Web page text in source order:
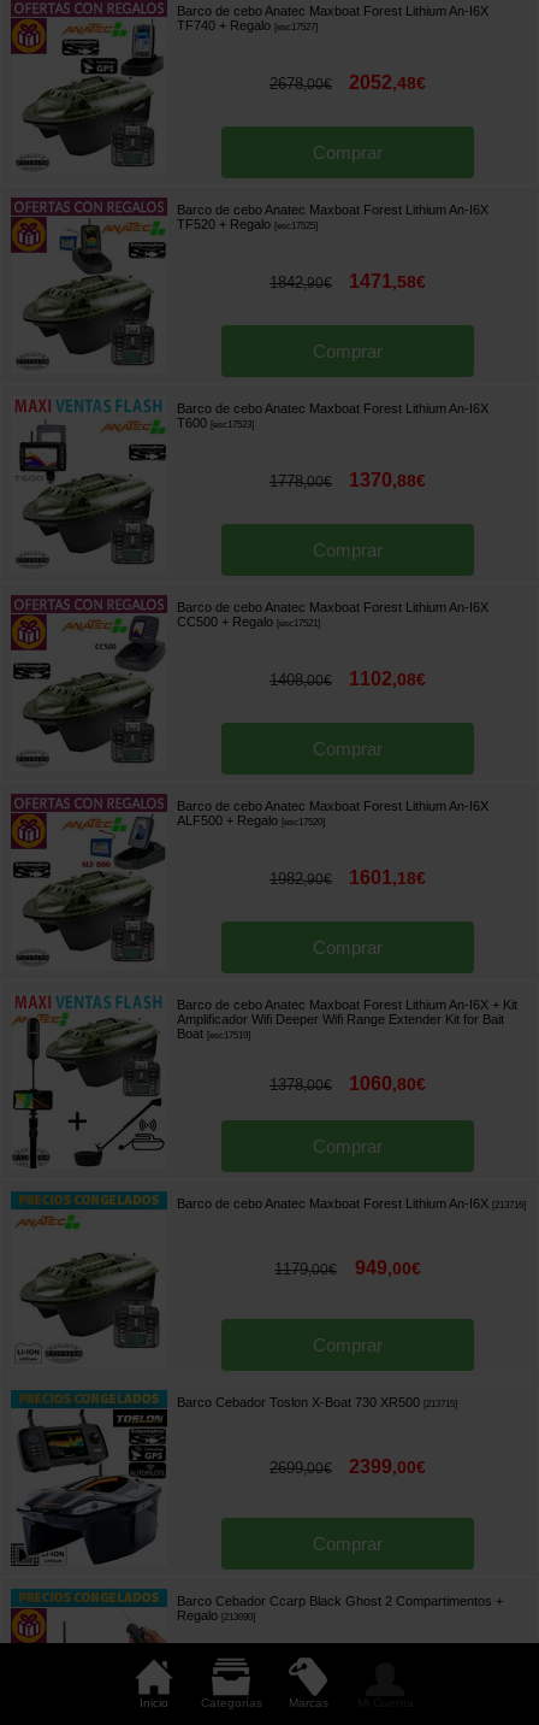
Inicio Categorías Marcas
Barco de cebo Anatec Maxboat Forest Lithium An-I6X
TF740 + Regalo [esc17527]
2678,00€ 2052,48€
Comprar
Barco de cebo Anatec Maxboat Forest Lithium An-I6X
TF520 + Regalo [esc17525]
1842,90€ 1471,58€
Comprar
Barco de cebo Anatec Maxboat Forest Lithium An-I6X
T600 [esc17523]
1778,00€ 1370,88€
Comprar
Barco de cebo Anatec Maxboat Forest Lithium An-I6X
CC500 + Regalo [esc17521]
1408,00€ 1102,08€
Comprar
Barco de cebo Anatec Maxboat Forest Lithium An-I6X
ALF500 + Regalo [esc17520]
1982,90€ 1601,18€
Comprar
Barco de cebo Anatec Maxboat Forest Lithium An-I6X + Kit
Amplificador Wifi Deeper Wifi Range Extender Kit for Bait
Boat [esc17519]
1378,00€ 1060,80€
Comprar
Barco de cebo Anatec Maxboat Forest Lithium An-I6X [213716]
1179,00€ 949,00€
Comprar
Barco Cebador Toslon X-Boat 730 XR500 [213715]
2699,00€ 2399,00€
Comprar
Barco Cebador Ccarp Black Ghost 2 Compartimentos +
Regalo [213690]
169 00